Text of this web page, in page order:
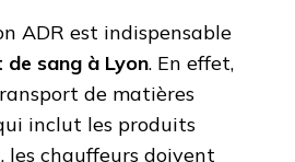
ADR est indispensable
sang à Lyon. En effet,
de matières
inclut les produits
les chauffeurs doivent